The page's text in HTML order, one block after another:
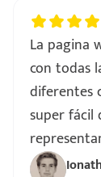
La pagina
con todas
diferentes
super fácil